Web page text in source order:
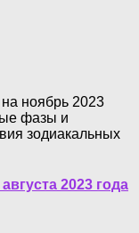
ноябрь 2023
фазы и
зодиакальных
2023 года